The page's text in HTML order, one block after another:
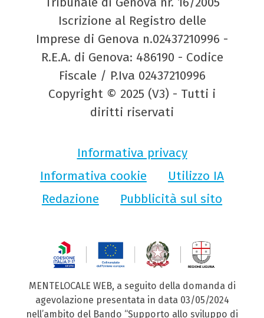
Iscrizione al Registro delle
Imprese di Genova n.02437210996 -
R.E.A. di Genova: 486190 - Codice
Fiscale / P.Iva 02437210996
Copyright © 2025 (V3) - Tutti i
diritti riservati
Informativa privacy
Informativa cookie
Utilizzo IA
Redazione
Pubblicità sul sito
MENTELOCALE WEB, a seguito della domanda di
agevolazione presentata in data 03/05/2024
nell’ambito del Bando “Supporto allo sviluppo di